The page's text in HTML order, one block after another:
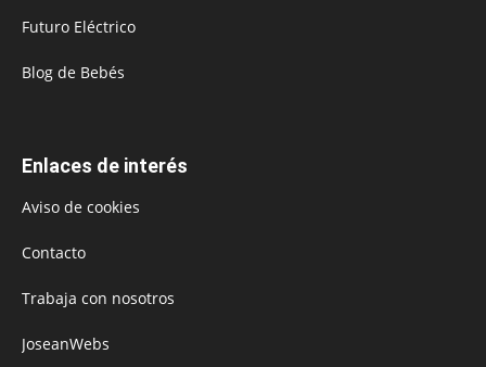
Futuro Eléctrico
Blog de Bebés
Enlaces de interés
Aviso de cookies
Contacto
Trabaja con nosotros
JoseanWebs